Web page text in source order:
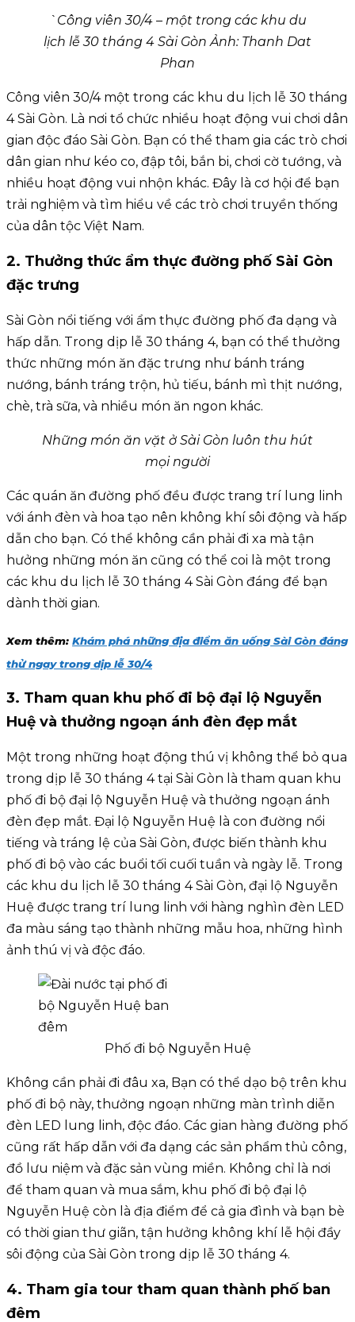
`Công viên 30/4 – một trong các khu du
lịch lễ 30 tháng 4 Sài Gòn Ảnh: Thanh Dat
Phan
Công viên 30/4 một trong các khu du lịch lễ 30 tháng
4 Sài Gòn. Là nơi tổ chức nhiều hoạt động vui chơi dân
gian độc đáo Sài Gòn. Bạn có thể tham gia các trò chơi
dân gian như kéo co, đập tôi, bắn bi, chơi cờ tướng, và
nhiều hoạt động vui nhộn khác. Đây là cơ hội để bạn
trải nghiệm và tìm hiểu về các trò chơi truyền thống
của dân tộc Việt Nam.
2. Thưởng thức ẩm thực đường phố Sài Gòn
đặc trưng
Sài Gòn nổi tiếng với ẩm thực đường phố đa dạng và
hấp dẫn. Trong dịp lễ 30 tháng 4, bạn có thể thưởng
thức những món ăn đặc trưng như bánh tráng
nướng, bánh tráng trộn, hủ tiếu, bánh mì thịt nướng,
chè, trà sữa, và nhiều món ăn ngon khác.
Những món ăn vặt ở Sài Gòn luôn thu hút
mọi người
Các quán ăn đường phố đều được trang trí lung linh
với ánh đèn và hoa tạo nên không khí sôi động và hấp
dẫn cho bạn. Có thể không cần phải đi xa mà tận
hưởng những món ăn cũng có thể coi là một trong
các khu du lịch lễ 30 tháng 4 Sài Gòn đáng để bạn
dành thời gian.
Xem thêm: Khám phá những địa điểm ăn uống Sài Gòn đáng
thử ngay trong dịp lễ 30/4
3. Tham quan khu phố đi bộ đại lộ Nguyễn
Huệ và thưởng ngoạn ánh đèn đẹp mắt
Một trong những hoạt động thú vị không thể bỏ qua
trong dịp lễ 30 tháng 4 tại Sài Gòn là tham quan khu
phố đi bộ đại lộ Nguyễn Huệ và thưởng ngoạn ánh
đèn đẹp mắt. Đại lộ Nguyễn Huệ là con đường nổi
tiếng và tráng lệ của Sài Gòn, được biến thành khu
phố đi bộ vào các buổi tối cuối tuần và ngày lễ. Trong
các khu du lịch lễ 30 tháng 4 Sài Gòn, đại lộ Nguyễn
Huệ được trang trí lung linh với hàng nghìn đèn LED
đa màu sáng tạo thành những mẫu hoa, những hình
ảnh thú vị và độc đáo.
Phố đi bộ Nguyễn Huệ
Không cần phải đi đâu xa, Bạn có thể dạo bộ trên khu
phố đi bộ này, thưởng ngoạn những màn trình diễn
đèn LED lung linh, độc đáo. Các gian hàng đường phố
cũng rất hấp dẫn với đa dạng các sản phẩm thủ công,
đồ lưu niệm và đặc sản vùng miền. Không chỉ là nơi
để tham quan và mua sắm, khu phố đi bộ đại lộ
Nguyễn Huệ còn là địa điểm để cả gia đình và bạn bè
có thời gian thư giãn, tận hưởng không khí lễ hội đầy
sôi động của Sài Gòn trong dịp lễ 30 tháng 4.
4. Tham gia tour tham quan thành phố ban
đêm